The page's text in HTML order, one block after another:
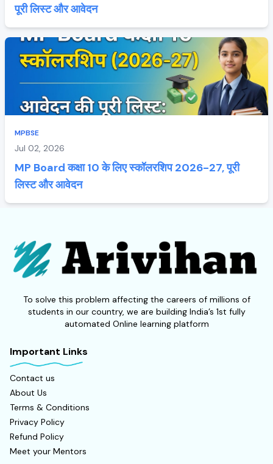
पूरी लिस्ट और आवेदन
MPBSE
Jul 02, 2026
MP Board कक्षा 10 के लिए स्कॉलरशिप 2026-27, पूरी
लिस्ट और आवेदन
To solve this problem affecting the careers of millions of
students in our country, we are building India’s 1st fully
automated Online learning platform
Important Links
Contact us
About Us
Terms & Conditions
Privacy Policy
Refund Policy
Meet your Mentors